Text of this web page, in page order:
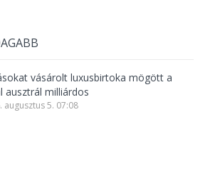
vásárolt luxusbirtoka mögött a
ausztrál milliárdos
augusztus 5. 07:08